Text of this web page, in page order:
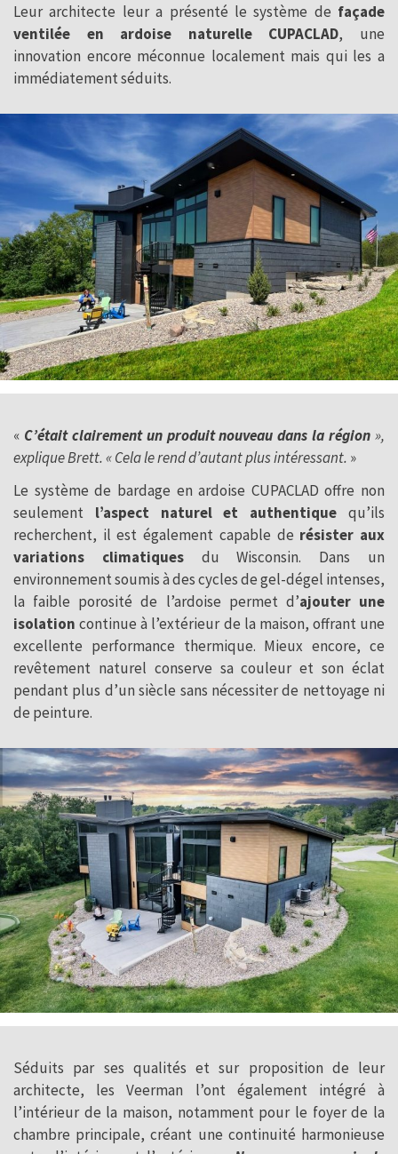
Leur architecte leur a présenté le système de façade
ventilée en ardoise naturelle CUPACLAD, une
innovation encore méconnue localement mais qui les a
immédiatement séduits.
« C’était clairement un produit nouveau dans la région »,
explique Brett. « Cela le rend d’autant plus intéressant. »
Le système de bardage en ardoise CUPACLAD offre non
seulement l’aspect naturel et authentique qu’ils
recherchent, il est également capable de résister aux
variations climatiquesdu Wisconsin. Dans un
environnement soumis à des cycles de gel-dégel intenses,
la faible porosité de l’ardoise permet d’ajouter une
isolation continue à l’extérieur de la maison, offrant une
excellente performance thermique. Mieux encore, ce
revêtement naturel conserve sa couleur et son éclat
pendant plus d’un siècle sans nécessiter de nettoyage ni
de peinture.
Séduits par ses qualités et sur proposition de leur
architecte, les Veerman l’ont également intégré à
l’intérieur de la maison, notamment pour le foyer de la
chambre principale, créant une continuité harmonieuse